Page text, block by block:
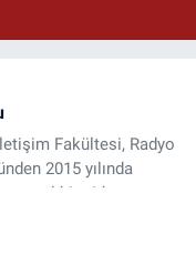
Fakültesi, Radyo
2015 yılında
bir şirkette
haber sitesinde